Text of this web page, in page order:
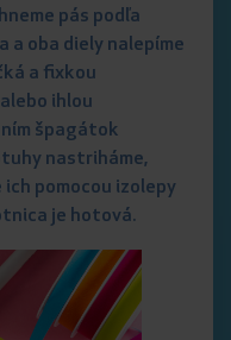
pás podľa
a oba diely nalepíme
a fixkou
ihlou
špagátok
nastriháme,
pomocou izolepy
je hotová.